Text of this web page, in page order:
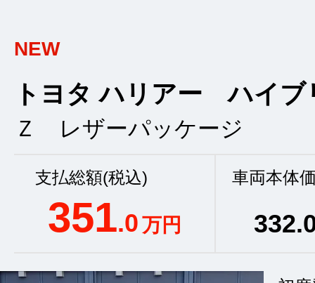
NEW
トヨタ ハリアー ハイブ
Ｚ レザーパッケージ
支払総額(税込)
351.0万円
車両本体
332